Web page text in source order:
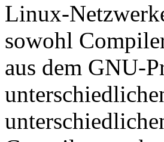
Linux-
sowohl
aus dem GNU-